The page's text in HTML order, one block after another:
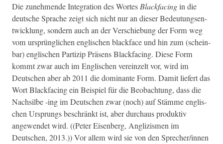
Die zunehmende Inte­gra­tion des Wortes Black­fac­ingin die
deutsche Sprache zeigt sich nicht nur an dieser Bedeu­tungsen­
twick­lung, son­dern auch an der Ver­schiebung der Form weg
vom ursprünglichen englis­chen black­face und hin zum (schein­
bar) englis­chen Par­tizip Präsens Black­fac­ing. Diese Form
kommt zwar auch im Englis­chen vere­inzelt vor, wird im
Deutschen aber ab 2011 die dom­i­nante Form. Damit liefert das
Wort Black­fac­ing ein Beispiel für die Beobach­tung, dass die
Nach­silbe ‑ing im Deutschen zwar (noch) auf Stämme englis­
chen Ursprungs beschränkt ist, aber dur­chaus pro­duk­tiv
angewen­det wird. ((Peter Eisen­berg, Anglizis­men im
Deutschen, 2013.)) Vor allem wird sie von den Sprecher/innen